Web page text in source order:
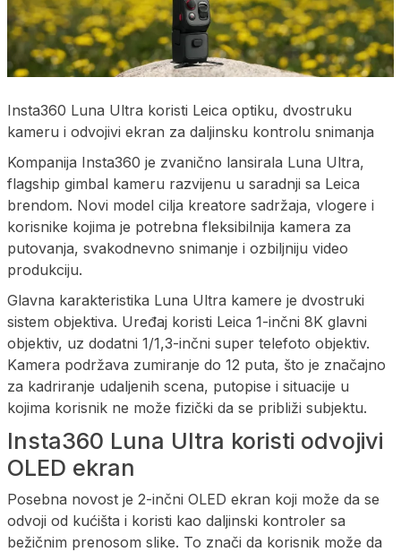
Insta360 Luna Ultra koristi Leica optiku, dvostruku
kameru i odvojivi ekran za daljinsku kontrolu snimanja
Kompanija Insta360 je zvanično lansirala Luna Ultra,
flagship gimbal kameru razvijenu u saradnji sa Leica
brendom. Novi model cilja kreatore sadržaja, vlogere i
korisnike kojima je potrebna fleksibilnija kamera za
putovanja, svakodnevno snimanje i ozbiljniju video
produkciju.
Glavna karakteristika Luna Ultra kamere je dvostruki
sistem objektiva. Uređaj koristi Leica 1-inčni 8K glavni
objektiv, uz dodatni 1/1,3-inčni super telefoto objektiv.
Kamera podržava zumiranje do 12 puta, što je značajno
za kadriranje udaljenih scena, putopise i situacije u
kojima korisnik ne može fizički da se približi subjektu.
Insta360 Luna Ultra koristi odvojivi
OLED ekran
Posebna novost je 2-inčni OLED ekran koji može da se
odvoji od kućišta i koristi kao daljinski kontroler sa
bežičnim prenosom slike. To znači da korisnik može da